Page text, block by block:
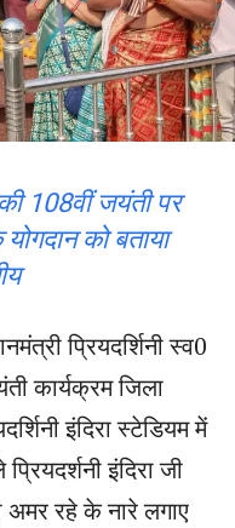
की 108वीं जयंती पर
को बताया
प्रियदर्शिनी स्व0
कार्यक्रम जिला
इंदिरा स्टेडियम में
इंदिरा जी
अमर रहे के नारे लगाए